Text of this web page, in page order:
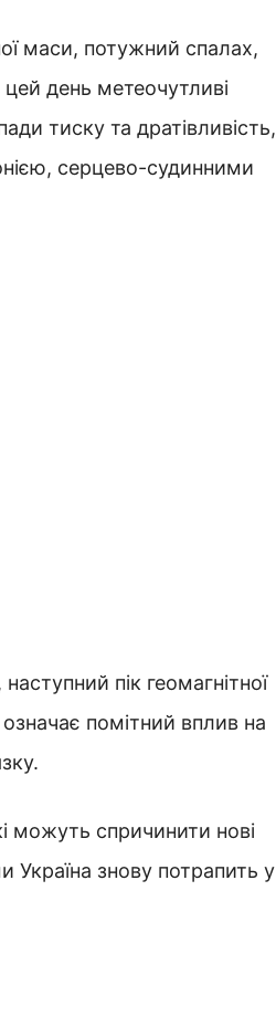
маси, потужний спалах,
день метеочутливі
тиску та дратівливість,
серцево-судинними
пік геомагнітної
помітний вплив на
можуть спричинити нові
знову потрапить у